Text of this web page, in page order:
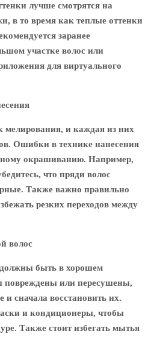
лучше смотрятся на
в то время как теплые оттенки
заранее
участке волос или
для виртуального
мелирования, и каждая из них
Ошибки в технике нанесения
окрашиванию. Например,
что пряди волос
Также важно правильно
резких переходов между
волос
быть в хорошем
повреждены или пересушены,
сначала восстановить их.
и кондиционеры, чтобы
Также стоит избегать мытья